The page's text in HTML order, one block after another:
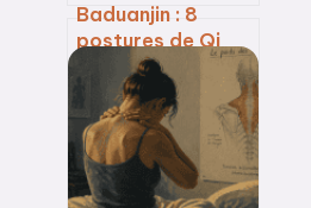
Baduanjin : 8
postures de Qi
Gong pour
restaurer votre
équilibre
énergétique